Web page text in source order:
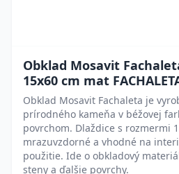
Obklad Mosavit
15x60 cm mat
Obklad Mosavit Fachaleta je
prírodného kameňa v béžovej
povrchom. Dlaždice s rozmermi
mrazuvzdorné a vhodné na
použitie. Ide o obkladový
steny a ďalšie povrchy.